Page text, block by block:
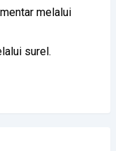
melalui
surel.